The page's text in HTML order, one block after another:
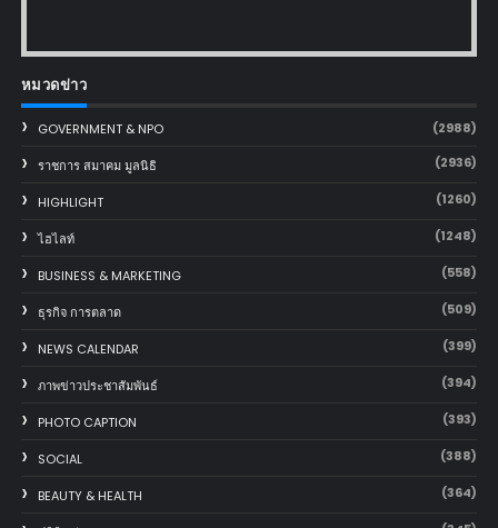
หมวดข่าว
GOVERNMENT & NPO (2988)
ราชการ สมาคม มูลนิธิ (2936)
HIGHLIGHT (1260)
ไฮไลท์ (1248)
BUSINESS & MARKETING (558)
ธุรกิจ การตลาด (509)
NEWS CALENDAR (399)
ภาพข่าวประชาสัมพันธ์ (394)
PHOTO CAPTION (393)
SOCIAL (388)
BEAUTY & HEALTH (364)